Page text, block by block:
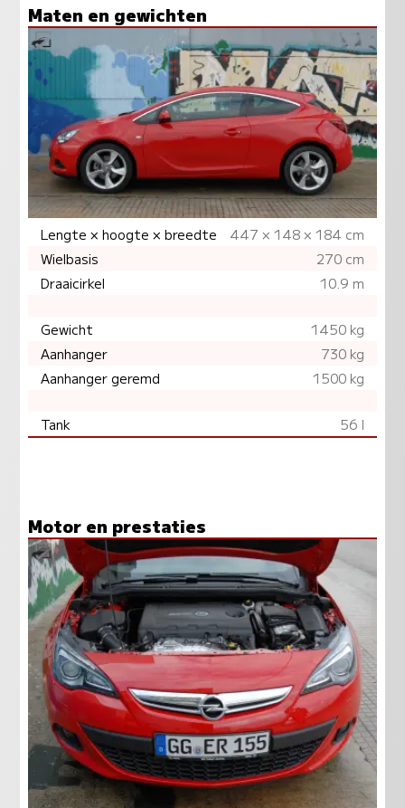
Maten en gewichten
Lengte × hoogte × breedte
447 × 148 × 184 cm
Wielbasis
270 cm
Draaicirkel
10.9 m
Gewicht
1450 kg
Aanhanger
730 kg
Aanhanger geremd
1500 kg
Tank 56 l
Motor en prestaties